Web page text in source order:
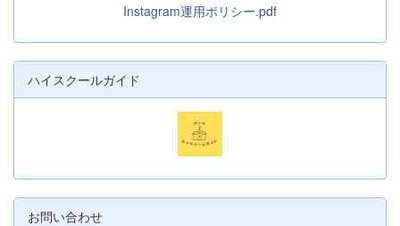
Instagram運用ポリシー.pdf
ハイスクールガイド
お問い合わせ